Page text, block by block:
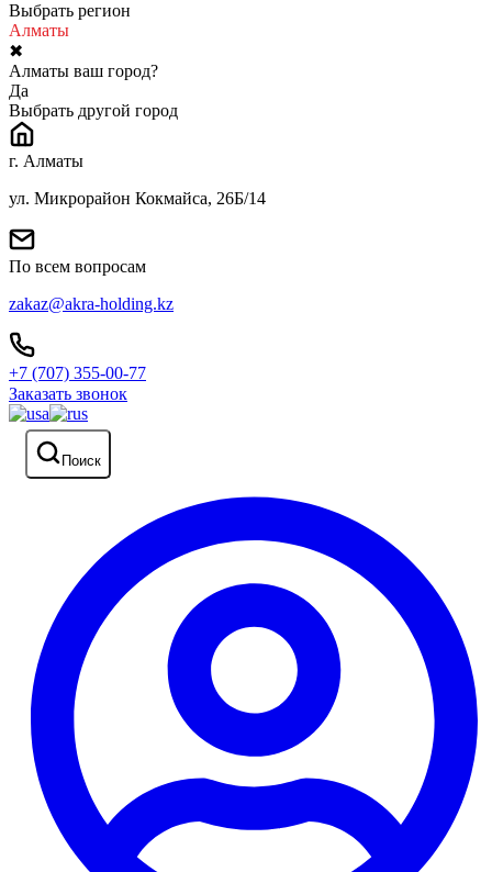
Выбрать регион
Алматы
✖
Алматы ваш город?
Да
Выбрать другой город
г. Алматы
ул. Микрорайон Кокмайса, 26Б/14
По всем вопросам
zakaz@akra-holding.kz
+7 (707) 355-00-77
Заказать звонок
Поиск